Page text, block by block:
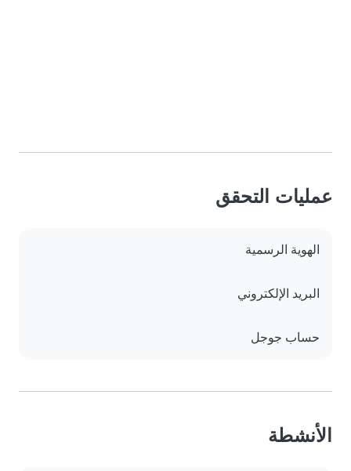
عمليات التحقق
الهوية الرسمية
البريد الإلكتروني
حساب جوجل
الأنشطة